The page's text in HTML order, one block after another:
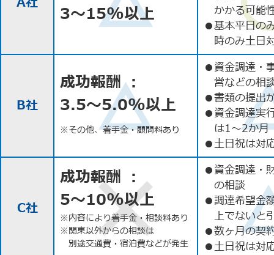
3〜15%以上
かかる可能
●基本平日の
時のみ土日
B社
成功報酬 ：
3.5〜5.0%以上
※その他、着手金・顧問料あり
●資金調達・
営などの相
●書類の提出
●資金調達実
は1〜2か月
●土日祝は対
C社
成功報酬 ：
5〜10%以上
※内容により着手金・相談料あり
※関東以外からの相談は
別途交通費・宿泊費などが発生
●資金調達・
の相談
●調達希望金
上でないと
●数ヶ月の契
●土日祝は対